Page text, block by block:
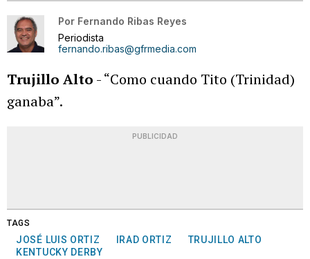
Por Fernando Ribas Reyes
Periodista
fernando.ribas@gfrmedia.com
Trujillo Alto - “Como cuando Tito (Trinidad)
ganaba”.
PUBLICIDAD
TAGS
JOSÉ LUIS ORTIZ IRAD ORTIZ
TRUJILLO ALTO
KENTUCKY DERBY